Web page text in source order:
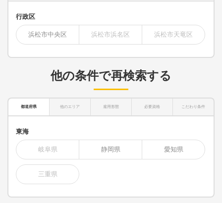
行政区
浜松市中央区 浜松市浜名区 浜松市天竜区
他の条件で再検索する
都道府県 他のエリア 雇用形態 必要資格 こだわり条件
東海
岐阜県 静岡県 愛知県
三重県